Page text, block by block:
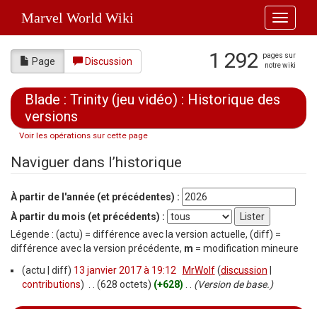
Toggle
Marvel World Wiki
Page Discussion 1 292
pages sur
notre wiki
Blade : Trinity (jeu vidéo) : Historique des
versions
Voir les opérations sur cette page
Naviguer dans l’historique
À partir de l'année (et précédentes) :
À partir du mois (et précédents) :
Légende : (actu) = différence avec la version actuelle, (diff) =
différence avec la version précédente, m = modification mineure
(actu | diff) 13 janvier 2017 à 19:12 MrWolf (discussion
contributions) . . (628 octets) (+628) . . (Version de base.)